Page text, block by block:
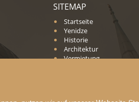
SITEMAP
Startseite
Yenidze
Historie
Architektur
Vermietung